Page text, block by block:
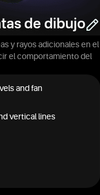
de dibujo
y rayos adicionales en el
el comportamiento del
and fan
vertical lines